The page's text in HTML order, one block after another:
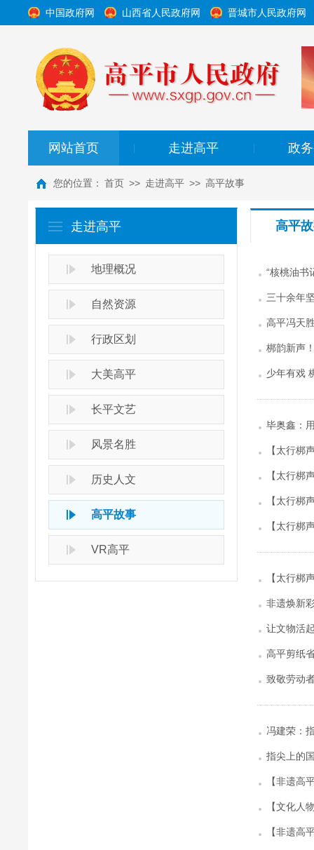
中国政府网 山西省人民政府网 晋城市人民政府网
网站首页 走进高平 政
您的位置： 首页 >> 走进高平 >> 高平故事
走进高平
地理概况
自然资源
行政区划
大美高平
长平文艺
风景名胜
历史人文
高平故事
VR高平
高平
“核桃油
三十余年
高平冯天
梆韵新声
少年有戏
毕奥鑫：
【太行梆
【太行梆
【太行梆
【太行梆
【太行梆
非遗焕新
让文物活
高平剪纸
致敬劳动
冯建荣：
指尖上的
【非遗
【文化人
【非遗高